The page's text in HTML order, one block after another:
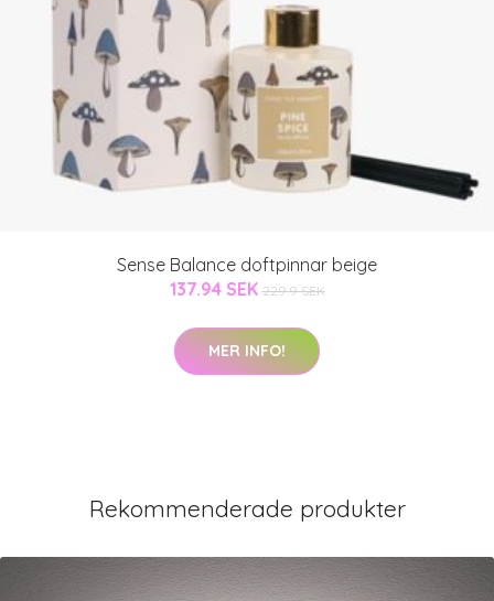
Sense Balance doftpinnar beige
137.94 SEK 229.9 SEK
MER INFO!
Rekommenderade produkter